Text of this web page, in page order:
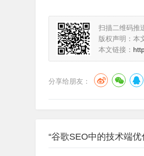
扫描二维码推
版权声明：本
本文链接：
分享给朋友：
“谷歌SEO中的技术端